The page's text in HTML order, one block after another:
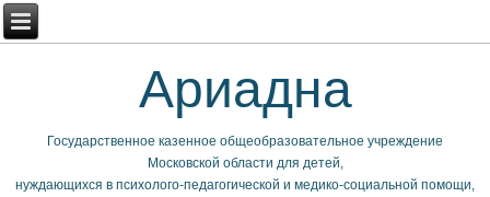
Ариадна
Государственное казенное общеобразовательное учреждение
Московской области для детей,
нуждающихся в психолого-педагогической и медико-социальной помощи,